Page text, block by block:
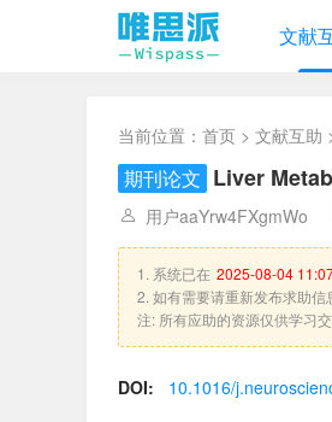
文献
当前位置： 首页 > 文献互助
期刊论文 Liver
用户aaYrw4FXgmWo
1. 系统已在 2025-08-04
2. 如有需要请重新发布求助信
注: 所有应助的资源仅供学习
DOI:
10.1016/